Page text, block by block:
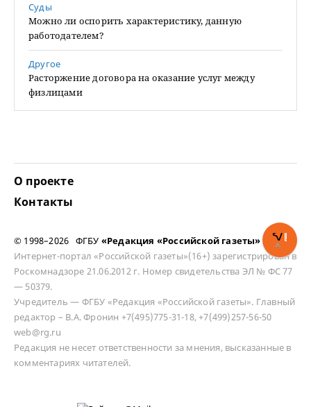
Суды
Можно ли оспорить характеристику, данную
работодателем?
Другое
Расторжение договора на оказание услуг между
физлицами
О проекте
Контакты
© 1998–2026 ФГБУ «Редакция «Российской газеты»
Интернет-портал «Российской газеты»(16+) зарегистрирован в
Роскомнадзоре 21.06.2012 г. Номер свидетельства ЭЛ № ФС 77
— 50379.
Учредитель — ФГБУ «Редакция «Российской газеты». Главный
редактор – В.А. Фронин +7(495)775-31-18, +7(499)257-56-50
web@rg.ru
Редакция не несет ответственности за мнения, высказанные в
комментариях читателей.